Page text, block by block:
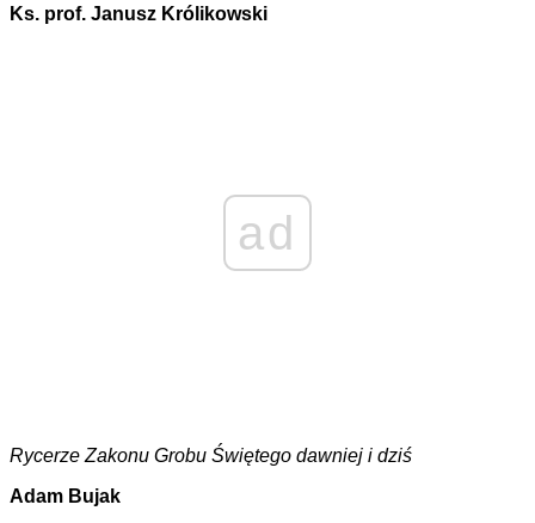
Ks. prof. Janusz Królikowski
ad
Rycerze Zakonu Grobu Świętego dawniej i dziś
Adam Bujak